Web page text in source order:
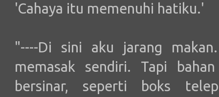
'Cahaya itu memenuhi hatiku.'
"----Di sini aku jarang
memasak sendiri. Tapi
bersinar, seperti boks